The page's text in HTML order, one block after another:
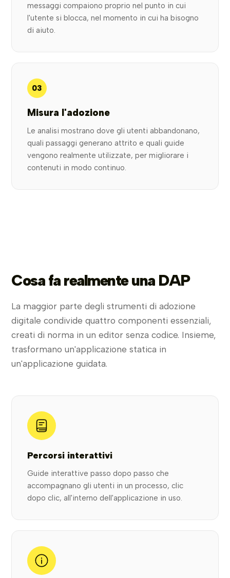
messaggi compaiono proprio nel punto in cui
l'utente si blocca, nel momento in cui ha bisogno
di aiuto.
03
Misura l'adozione
Le analisi mostrano dove gli utenti abbandonano,
quali passaggi generano attrito e quali guide
vengono realmente utilizzate, per migliorare i
contenuti in modo continuo.
Cosa fa realmente una DAP
La maggior parte degli strumenti di adozione
digitale condivide quattro componenti essenziali,
creati di norma in un editor senza codice. Insieme,
trasformano un'applicazione statica in
un'applicazione guidata.
Percorsi interattivi
Guide interattive passo dopo passo che
accompagnano gli utenti in un processo, clic
dopo clic, all'interno dell'applicazione in uso.